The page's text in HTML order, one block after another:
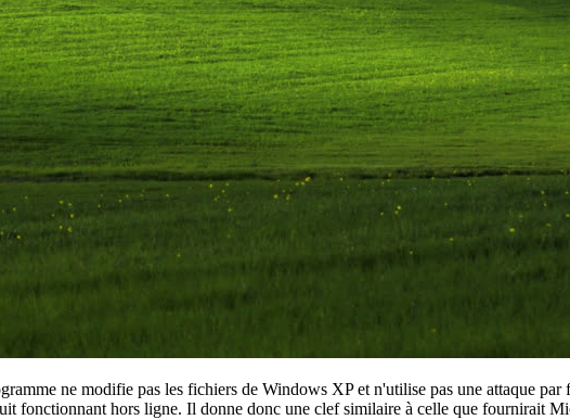
ne modifie pas les fichiers de Windows XP et n'utilise pas une attaque
fonctionnant hors ligne. Il donne donc une clef similaire à celle que fournirait